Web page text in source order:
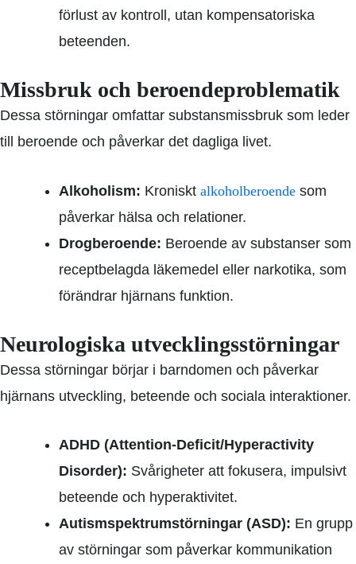
förlust av kontroll, utan kompensatoriska
beteenden.
Missbruk och beroendeproblematik
Dessa störningar omfattar substansmissbruk som leder
till beroende och påverkar det dagliga livet.
Alkoholism: Kroniskt alkoholberoende som
påverkar hälsa och relationer.
Drogberoende: Beroende av substanser som
receptbelagda läkemedel eller narkotika, som
förändrar hjärnans funktion.
Neurologiska utvecklingsstörningar
Dessa störningar börjar i barndomen och påverkar
hjärnans utveckling, beteende och sociala interaktioner.
ADHD (Attention-Deficit/Hyperactivity
Disorder): Svårigheter att fokusera, impulsivt
beteende och hyperaktivitet.
Autismspektrumstörningar (ASD): En grupp
av störningar som påverkar kommunikation